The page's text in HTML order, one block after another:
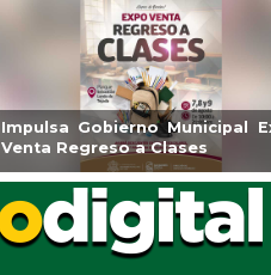
Impulsa Gobierno Municipal
Venta Regreso a Clases